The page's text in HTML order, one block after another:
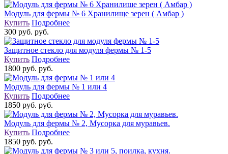
Модуль для фермы № 6 Хранилище зерен ( Амбар )
Купить Подробнее
300 руб. руб.
Защитное стекло для модуля фермы № 1-5
Купить Подробнее
1800 руб. руб.
Модуль для фермы № 1 или 4
Купить Подробнее
1850 руб. руб.
Модуль для фермы № 2, Мусорка для муравьев.
Купить Подробнее
1850 руб. руб.